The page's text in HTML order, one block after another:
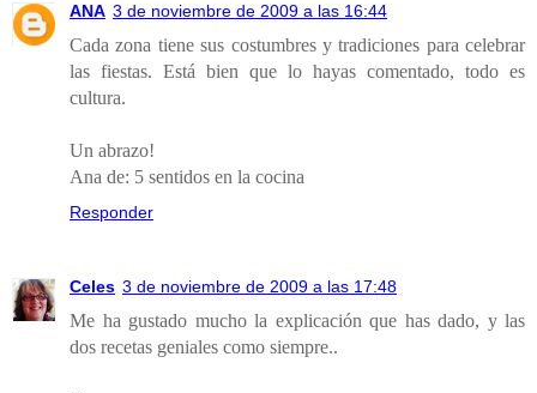
ANA 3 de noviembre de 2009 a las 16:44
Cada zona tiene sus costumbres y tradiciones para celebrar
las fiestas. Está bien que lo hayas comentado, todo es
cultura.
Un abrazo!
Ana de: 5 sentidos en la cocina
Responder
Celes 3 de noviembre de 2009 a las 17:48
Me ha gustado mucho la explicación que has dado, y las
dos recetas geniales como siempre..